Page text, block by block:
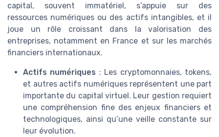
capital, souvent immatériel, s’appuie sur des
ressources numériques ou des actifs intangibles, et il
joue un rôle croissant dans la valorisation des
entreprises, notamment en France et sur les marchés
financiers internationaux.
Actifs numériques : Les cryptomonnaies, tokens,
et autres actifs numériques représentent une part
importante du capital virtuel. Leur gestion requiert
une compréhension fine des enjeux financiers et
technologiques, ainsi qu’une veille constante sur
leur évolution.